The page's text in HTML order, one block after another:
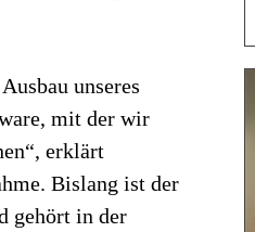
unseres
mit der wir
erklärt
Bislang ist der
gehört in der